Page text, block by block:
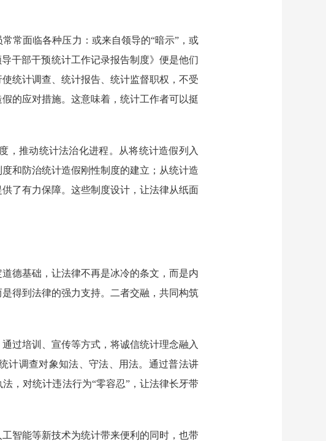
常面临各种压力：或来自领导的“暗示”，或
干部干预统计工作记录报告制度》便是他们
统计调查、统计报告、统计监督职权，不受
的应对措施。这意味着，统计工作者可以挺
，推动统计法治化进程。从将统计造假列入
和防治统计造假刚性制度的建立；从统计造
了有力保障。这些制度设计，让法律从纸面
德基础，让法律不再是冰冷的条文，而是内
得到法律的强力支持。二者交融，共同构筑
过培训、宣传等方式，将诚信统计理念融入
计调查对象知法、守法、用法。通过普法讲
，对统计违法行为“零容忍”，让法律长牙带
智能等新技术为统计带来便利的同时，也带